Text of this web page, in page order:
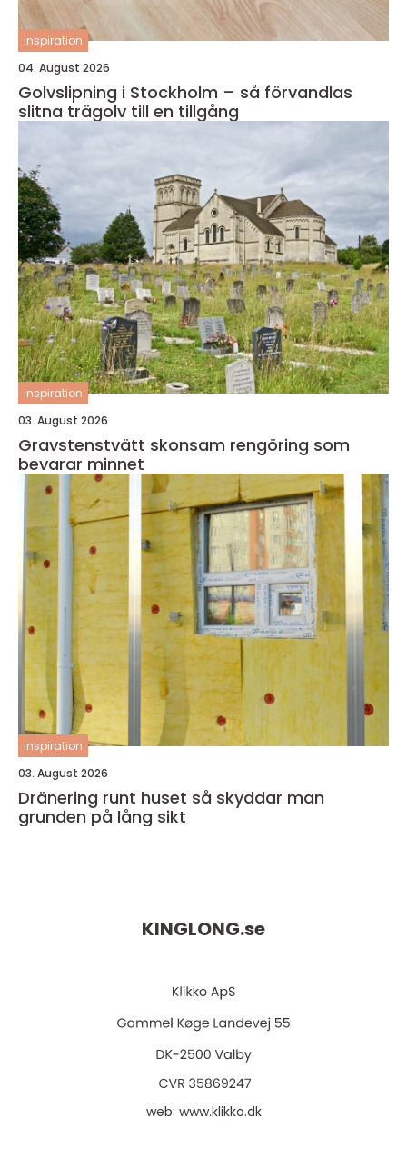
inspiration
04. August 2026
Golvslipning i Stockholm – så förvandlas
slitna trägolv till en tillgång
inspiration
03. August 2026
Gravstenstvätt skonsam rengöring som
bevarar minnet
inspiration
03. August 2026
Dränering runt huset så skyddar man
grunden på lång sikt
KINGLONG.se
web: www.klikko.dk